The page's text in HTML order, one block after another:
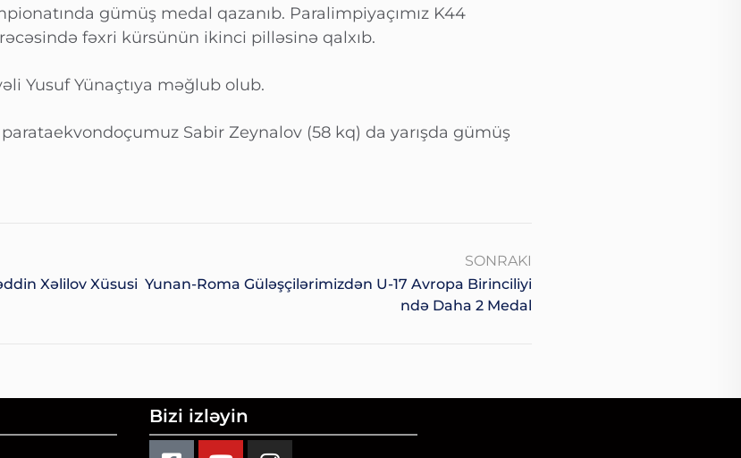
gümüş medal qazanıb. Paralimpiyaçımız K44
fəxri kürsünün ikinci pilləsinə qalxıb.
Yusuf Yünaçtıya məğlub olub.
Sabir Zeynalov (58 kq) da yarışda gümüş
Xəlilov Xüsusi
SONRAKI
Yunan-Roma Güləşçilərimizdən U-17 Avropa Birinciliyi
Ndə Daha 2 Medal
Bizi izləyin